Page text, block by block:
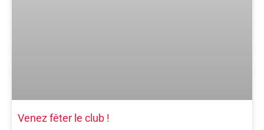
Venez fêter le club !